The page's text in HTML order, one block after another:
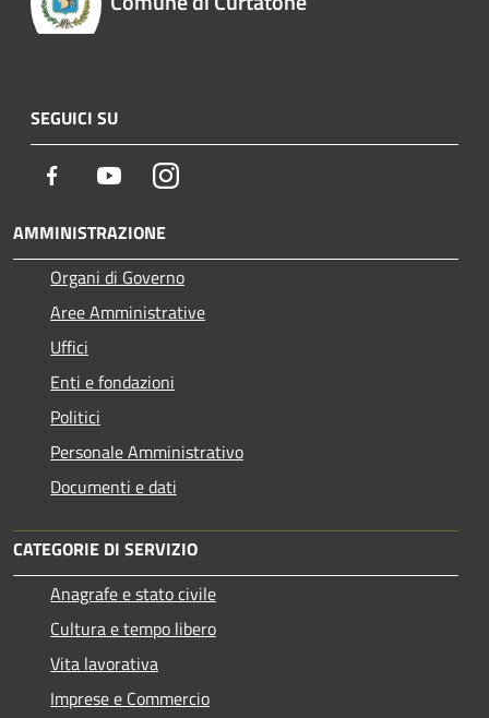
SEGUICI SU
Facebook YoutubeInstagram
AMMINISTRAZIONE
Organi di Governo
Aree Amministrative
Uffici
Enti e fondazioni
Politici
Personale Amministrativo
Documenti e dati
CATEGORIE DI SERVIZIO
Anagrafe e stato civile
Cultura e tempo libero
Vita lavorativa
Imprese e Commercio